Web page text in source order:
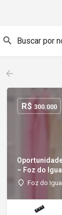
– Foz do
Foz do
R$ 300.000